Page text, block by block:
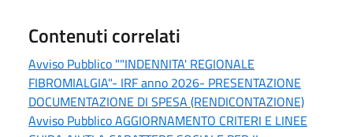
Contenuti correlati
Avviso Pubblico ""INDENNITA' REGIONALE
FIBROMIALGIA"- IRF anno 2026- PRESENTAZIONE
DOCUMENTAZIONE DI SPESA (RENDICONTAZIONE)
Avviso Pubblico AGGIORNAMENTO CRITERI E LINEE